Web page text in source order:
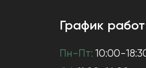
График
Пн-Пт: 10:00-